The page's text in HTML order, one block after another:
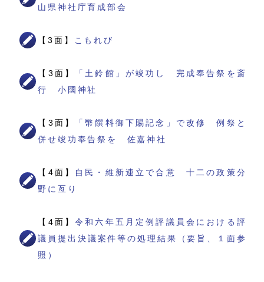
山県神社庁育成部会
【3面】 こもれび
【3面】
「土鈴館」が竣功し 完成奉告祭を斎
行 小國神社
【3面】
「幣饌料御下賜記念」で改修 例祭と
併せ竣功奉告祭を 佐嘉神社
【4面】
自民・維新連立で合意 十二の政策分
野に亙り
【4面】令和六年五月定例評議員会における評
議員提出決議案件等の処理結果（要旨、１面参
照）